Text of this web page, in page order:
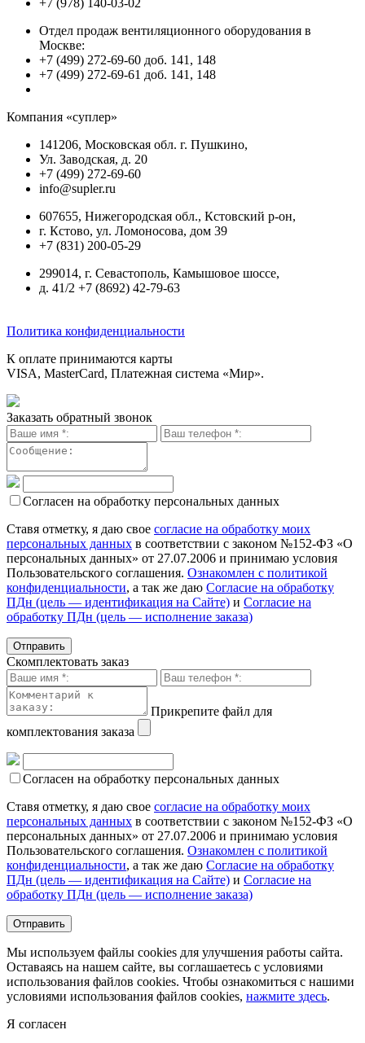
Отдел продаж вентиляционного оборудования в
Москве:
+7 (499) 272-69-60 доб. 141, 148
+7 (499) 272-69-61 доб. 141, 148
Компания «суплер»
141206, Московская обл. г. Пушкино,
Ул. Заводская, д. 20
+7 (499) 272-69-60
info@supler.ru
607655, Нижегородская обл., Кстовский р-он,
г. Кстово, ул. Ломоносова, дом 39
+7 (831) 200-05-29
299014, г. Севастополь, Камышовое шоссе,
д. 41/2 +7 (8692) 42-79-63
Политика конфиденциальности
К оплате принимаются карты
VISA, MasterCard, Платежная система «Мир».
Заказать обратный звонок
Согласен на обработку персональных данных
Ставя отметку, я даю свое согласие на обработку моих
персональных данных в соответствии с законом №152-ФЗ «О
персональных данных» от 27.07.2006 и принимаю условия
Пользовательского соглашения. Ознакомлен с политикой
конфиденциальности, а так же даю Согласие на обработку
ПДн (цель — идентификация на Сайте) и Согласие на
обработку ПДн (цель — исполнение заказа)
Скомплектовать заказ
Прикрепите файл для
комплектования заказа
Согласен на обработку персональных данных
Ставя отметку, я даю свое согласие на обработку моих
персональных данных в соответствии с законом №152-ФЗ «О
персональных данных» от 27.07.2006 и принимаю условия
Пользовательского соглашения. Ознакомлен с политикой
конфиденциальности, а так же даю Согласие на обработку
ПДн (цель — идентификация на Сайте) и Согласие на
обработку ПДн (цель — исполнение заказа)
Мы используем файлы cookies для улучшения работы сайта.
Оставаясь на нашем сайте, вы соглашаетесь с условиями
использования файлов cookies. Чтобы ознакомиться с нашими
условиями использования файлов cookies, нажмите здесь.
Я согласен